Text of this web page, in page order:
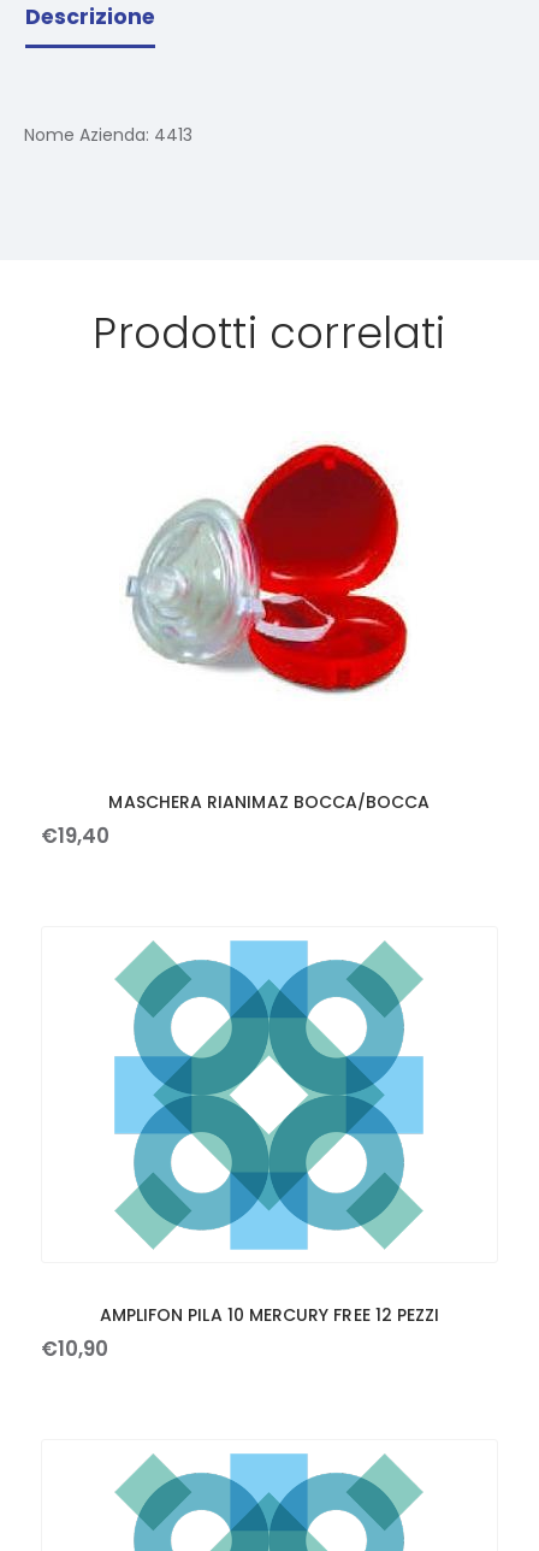
Descrizione
Nome Azienda: 4413
Prodotti correlati
MASCHERA RIANIMAZ BOCCA/BOCCA
€19,40
AMPLIFON PILA 10 MERCURY FREE 12 PEZZI
€10,90